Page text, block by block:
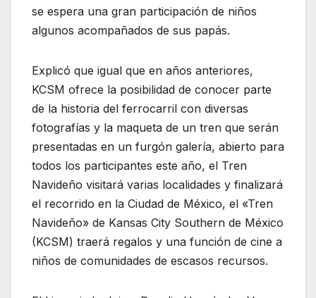
se espera una gran participación de niños
algunos acompañados de sus papás.
Explicó que igual que en años anteriores,
KCSM ofrece la posibilidad de conocer parte
de la historia del ferrocarril con diversas
fotografías y la maqueta de un tren que serán
presentadas en un furgón galería, abierto para
todos los participantes este año, el Tren
Navideño visitará varias localidades y finalizará
el recorrido en la Ciudad de México, el «Tren
Navideño» de Kansas City Southern de México
(KCSM) traerá regalos y una función de cine a
niños de comunidades de escasos recursos.